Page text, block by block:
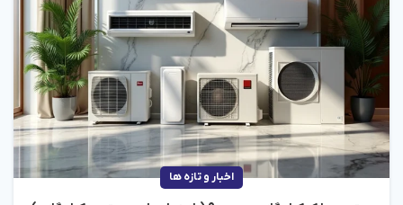
اخبار و تازه ها